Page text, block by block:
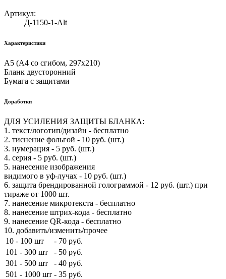
Артикул:
Д-1150-1-Alt
Характеристики
А5 (А4 со сгибом, 297х210)
Бланк двусторонний
Бумага с защитами
Доработки
ДЛЯ УСИЛЕНИЯ ЗАЩИТЫ БЛАНКА:
1. текст/логотип/дизайн - бесплатно
2. тиснение фольгой - 10 руб. (шт.)
3. нумерация - 5 руб. (шт.)
4. серия - 5 руб. (шт.)
5. нанесение изображения
видимого в уф-лучах - 10 руб. (шт.)
6. защита брендированной голограммой - 12 руб. (шт.) при
тираже от 1000 шт.
7. нанесение микротекста - бесплатно
8. нанесение штрих-кода - бесплатно
9. нанесение QR-кода - бесплатно
10. добавить/изменить/прочее
10 - 100 шт
- 70 руб.
101 - 300 шт
- 50 руб.
301 - 500 шт
- 40 руб.
501 - 1000 шт - 35 руб.